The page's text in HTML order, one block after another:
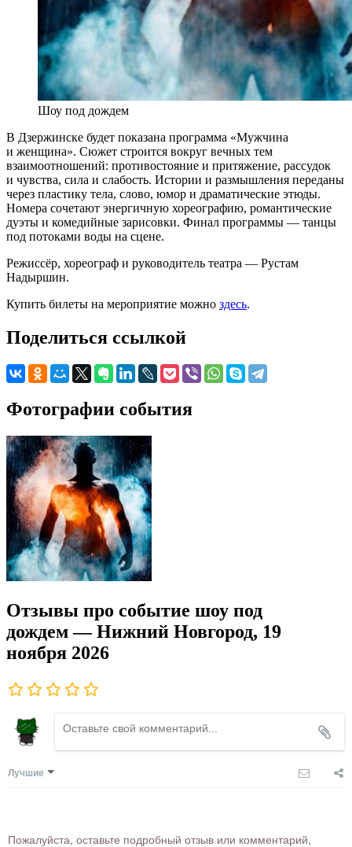
Шоу под дождем
В Дзержинске будет показана программа «Мужчина
и женщина». Сюжет строится вокруг вечных тем
взаимоотношений: противостояние и притяжение, рассудок
и чувства, сила и слабость. Истории и размышления переданы
через пластику тела, слово, юмор и драматические этюды.
Номера сочетают энергичную хореографию, романтические
дуэты и комедийные зарисовки. Финал программы — танцы
под потоками воды на сцене.
Режиссёр, хореограф и руководитель театра — Рустам
Надыршин.
Купить билеты на мероприятие можно здесь.
Поделиться ссылкой
Фотографии события
Отзывы про событие шоу под
дождем — Нижний Новгород, 19
ноября 2026
Лучшие
Пожалуйста, оставьте подробный отзыв или комментарий,